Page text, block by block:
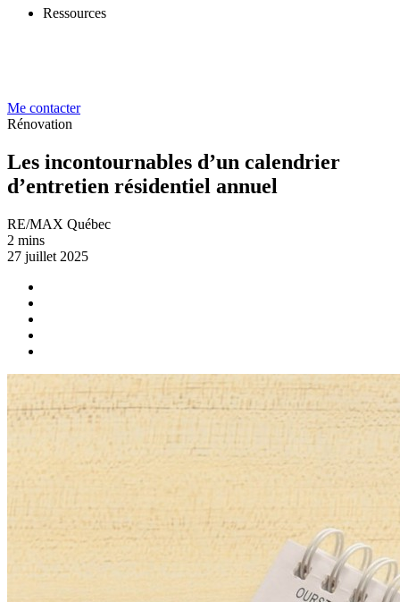
Ressources
Me contacter
Rénovation
Les incontournables d’un calendrier
d’entretien résidentiel annuel
RE/MAX Québec
2 mins
27 juillet 2025